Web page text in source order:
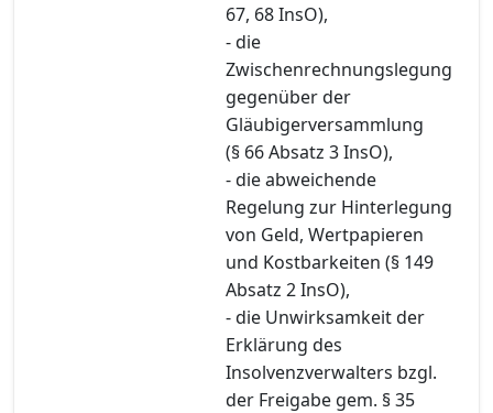
67, 68 InsO),
- die
Zwischenrechnungslegung
gegenüber der
Gläubigerversammlung
(§ 66 Absatz 3 InsO),
- die abweichende
Regelung zur Hinterlegung
von Geld, Wertpapieren
und Kostbarkeiten (§ 149
Absatz 2 InsO),
- die Unwirksamkeit der
Erklärung des
Insolvenzverwalters bzgl.
der Freigabe gem. § 35